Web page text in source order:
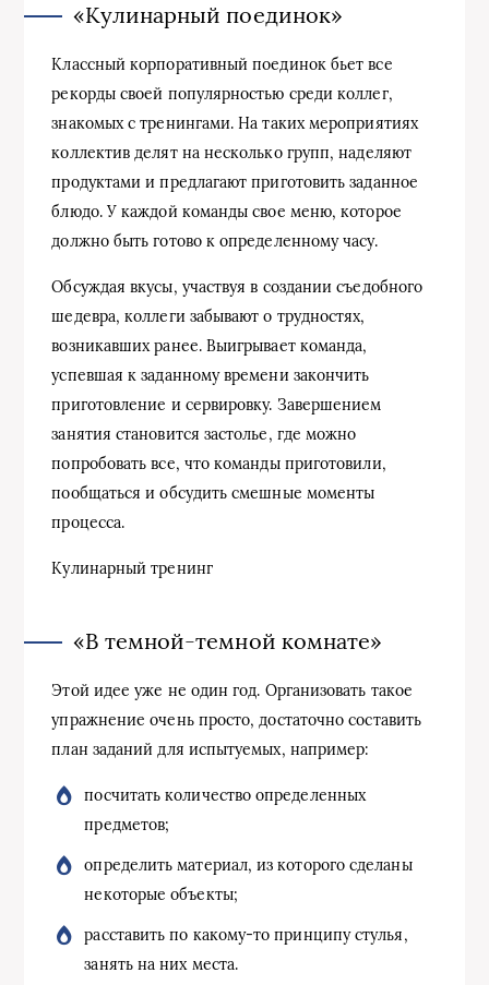
«Кулинарный поединок»
Классный корпоративный поединок бьет все
рекорды своей популярностью среди коллег,
знакомых с тренингами. На таких мероприятиях
коллектив делят на несколько групп, наделяют
продуктами и предлагают приготовить заданное
блюдо. У каждой команды свое меню, которое
должно быть готово к определенному часу.
Обсуждая вкусы, участвуя в создании съедобного
шедевра, коллеги забывают о трудностях,
возникавших ранее. Выигрывает команда,
успевшая к заданному времени закончить
приготовление и сервировку. Завершением
занятия становится застолье, где можно
попробовать все, что команды приготовили,
пообщаться и обсудить смешные моменты
процесса.
Кулинарный тренинг
«В темной-темной комнате»
Этой идее уже не один год. Организовать такое
упражнение очень просто, достаточно составить
план заданий для испытуемых, например:
посчитать количество определенных
предметов;
определить материал, из которого сделаны
некоторые объекты;
расставить по какому-то принципу стулья,
занять на них места.